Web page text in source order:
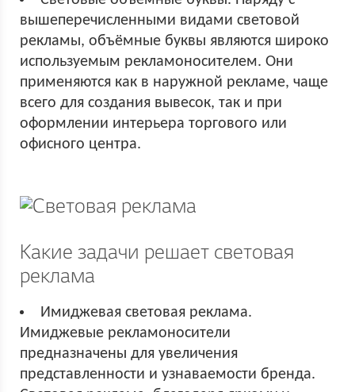
вышеперечисленными видами световой
рекламы, объёмные буквы являются широко
используемым рекламоносителем. Они
применяются как в наружной рекламе, чаще
всего для создания вывесок, так и при
оформлении интерьера торгового или
офисного центра.
Какие задачи решает световая
реклама
Имиджевая световая реклама.
Имиджевые рекламоносители
предназначены для увеличения
представленности и узнаваемости бренда.